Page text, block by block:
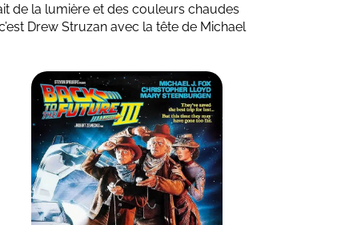
de la lumière et des couleurs chaudes
Drew Struzan avec la tête de Michael